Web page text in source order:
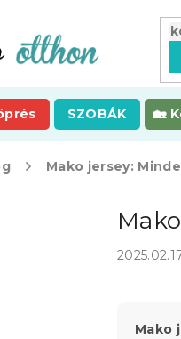
SZOBÁK
Mako jersey:
Mako